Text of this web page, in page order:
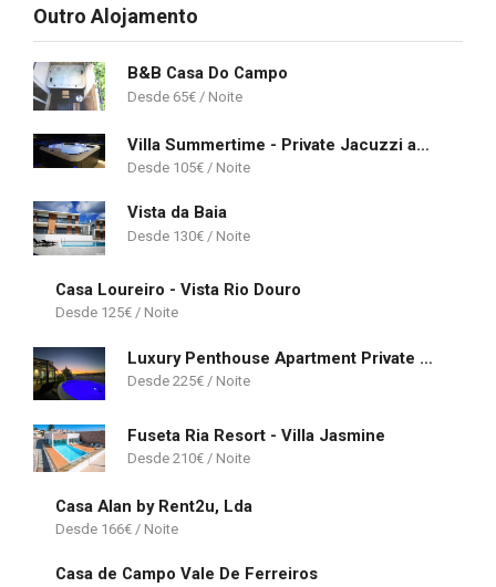
Outro Alojamento
B&B Casa Do Campo
65€
Villa Summertime - Private Jacuzzi and bikes, beach 800m
105€
Vista da Baia
130€
Casa Loureiro - Vista Rio Douro
125€
Luxury Penthouse Apartment Private Jacuzzi, Albufeira
225€
Fuseta Ria Resort - Villa Jasmine
210€
Casa Alan by Rent2u, Lda
166€
Casa de Campo Vale De Ferreiros